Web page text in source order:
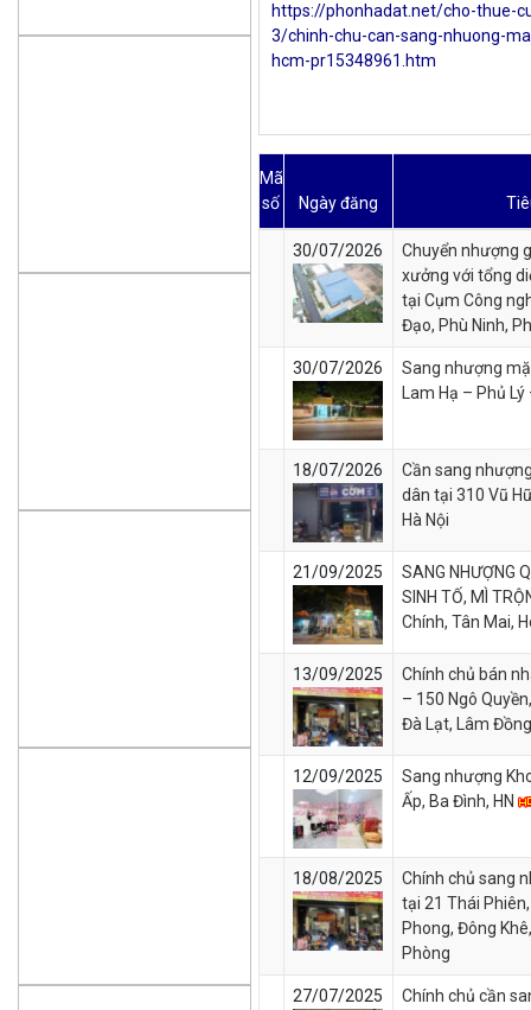
https://phonhadat.net/cho-thue-
3/chinh-chu-can-sang-nhuong-
hcm-pr15348961.htm
Mã
số
Ngày đăng
30/07/2026
Chuyển nhượng
xưởng với tổng
tại Cụm Công
Đạo, Phù Ninh,
30/07/2026
Sang nhượng
Lam Hạ – Phủ
18/07/2026
Cần sang
dân tại 310 Vũ
Hà Nội
21/09/2025
SANG NHƯỢNG
SINH TỐ, MÌ
Chính, Tân Mai,
13/09/2025
Chính chủ bán
– 150 Ngô
Đà Lạt, Lâm Đồng
12/09/2025
Sang nhượng
Ấp, Ba Đình, HN
18/08/2025
Chính chủ sang
tại 21 Thái
Phong, Đông
Phòng
27/07/2025
Chính chủ cần